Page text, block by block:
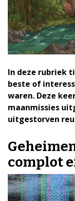
In deze rubriek
beste of
waren. Deze
maanmissies
uitgestorven
complot